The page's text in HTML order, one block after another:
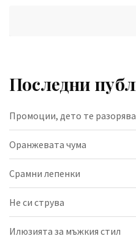
Последни
Промоции, дето те
Оранжевата чума
Срамни лепенки
Не си струва
Илюзията за мъжкия стил